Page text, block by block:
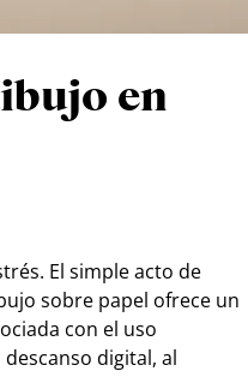
en
El simple acto de
sobre papel ofrece un
con el uso
digital, al